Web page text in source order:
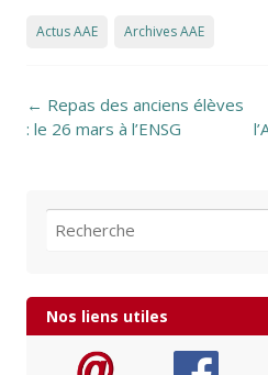
Actus AAE Archives AAE
Post navigation
← Repas des anciens élèves
: le 26 mars à l’ENSG
Recherche pour:
Nos liens utiles